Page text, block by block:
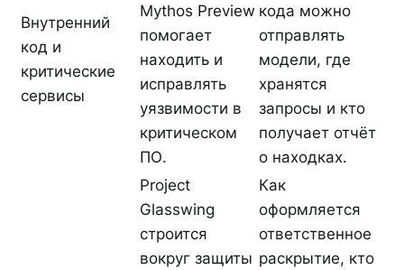
Внутренний
код и
критические
сервисы
Mythos Preview
помогает
находить и
исправлять
уязвимости в
критическом
ПО.
кода можно
отправлять
модели, где
хранятся
запросы и кто
получает отчёт
о находках.
Project
Glasswing
строится
вокруг защиты
Как
оформляется
ответственное
раскрытие, кто